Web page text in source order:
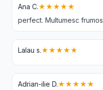
Ana C.★★★★★
perfect. Multumesc frumos
Lalau s.★★★★★
Adrian-ilie D.★★★★★